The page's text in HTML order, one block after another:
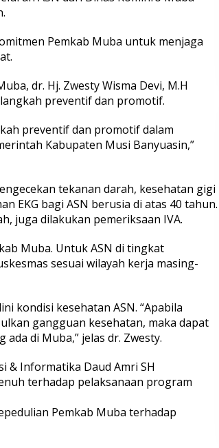
Pemkab Muba untuk menjaga
dr. Hj. Zwesty Wisma Devi, M.H
preventif dan promotif.
preventif dan promotif dalam
Kabupaten Musi Banyuasin,”
tekanan darah, kesehatan gigi
EKG bagi ASN berusia di atas 40 tahun.
juga dilakukan pemeriksaan IVA.
Muba. Untuk ASN di tingkat
sesuai wilayah kerja masing-
kondisi kesehatan ASN. “Apabila
gangguan kesehatan, maka dapat
di Muba,” jelas dr. Zwesty.
& Informatika Daud Amri SH
terhadap pelaksanaan program
Pemkab Muba terhadap
Dana Desa Tercepat